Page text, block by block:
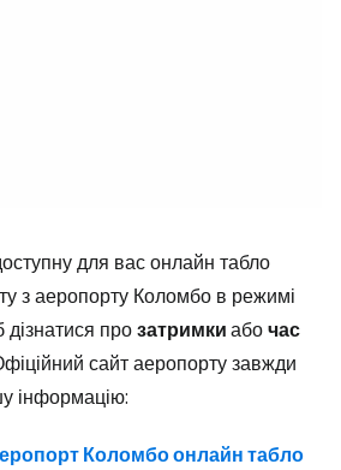
для вас онлайн табло
з аеропорту Коломбо в режимі
прозатримкиабочас
сайт аеропорту завжди
інформацію:
Коломбо онлайн табло